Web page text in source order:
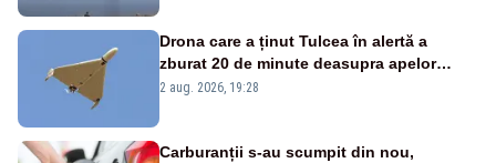
Drona care a ținut Tulcea în alertă a
zburat 20 de minute deasupra apelor
României. Au fost ridicate două F-16
2 aug. 2026, 19:28
Carburanții s-au scumpit din nou,